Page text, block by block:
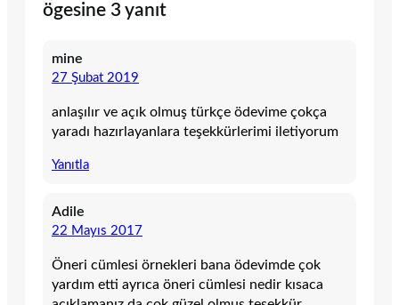
ögesine 3 yanıt
mine
27 Şubat 2019
anlaşılır ve açık olmuş türkçe ödevime çokça
yaradı hazırlayanlara teşekkürlerimi iletiyorum
Yanıtla
Adile
22 Mayıs 2017
Öneri cümlesi örnekleri bana ödevimde çok
yardım etti ayrıca öneri cümlesi nedir kısaca